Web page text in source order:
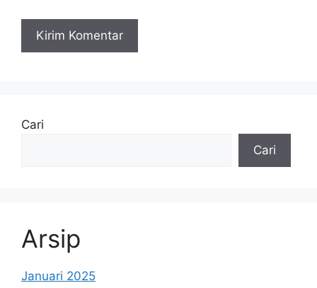
Cari
Cari
Arsip
Januari 2025